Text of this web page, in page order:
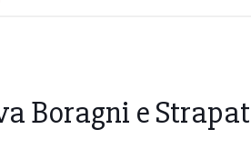
Boragni e